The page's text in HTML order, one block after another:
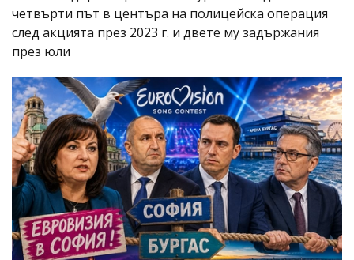
четвърти път в центъра на полицейска операция
след акцията през 2023 г. и двете му задържания
през юли